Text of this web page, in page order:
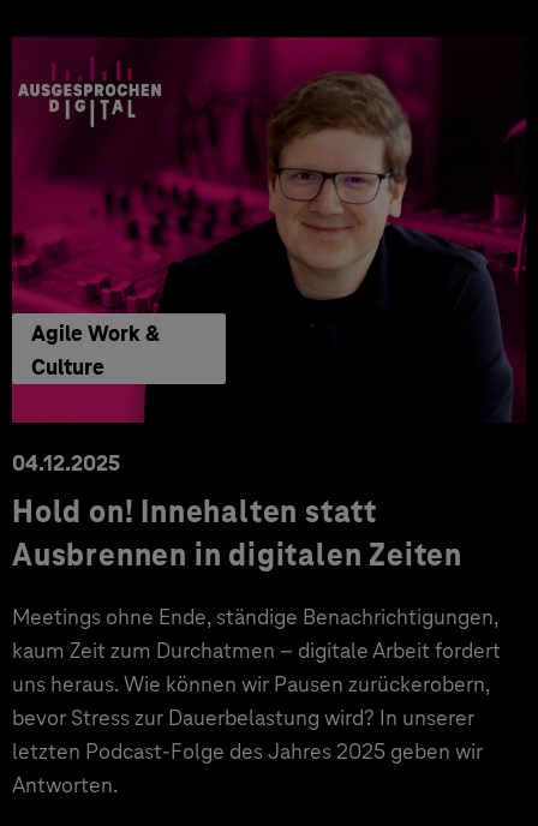
Agile Work &
Culture
04.12.2025
Hold on! Innehalten statt
Ausbrennen in digitalen Zeiten
Meetings ohne Ende, ständige Benachrichtigungen,
kaum Zeit zum Durchatmen – digitale Arbeit fordert
uns heraus. Wie können wir Pausen zurückerobern,
bevor Stress zur Dauerbelastung wird? In unserer
letzten Podcast-Folge des Jahres 2025 geben wir
Antworten.